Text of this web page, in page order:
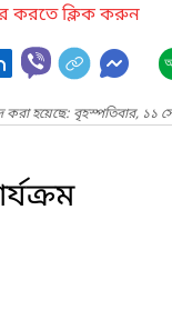
করতে ক্লিক করুন
করা হয়েছে: বৃহস্পতিবার, ১১